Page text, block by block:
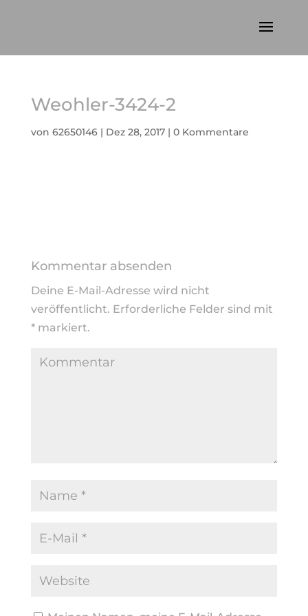
Weohler-3424-2
von 62650146| Dez 28, 2017| 0 Kommentare
Kommentar absenden
Deine E-Mail-Adresse wird nicht
veröffentlicht. Erforderliche Felder sind mit
*markiert.